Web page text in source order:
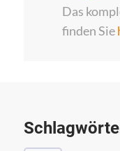
Das
finden Sie